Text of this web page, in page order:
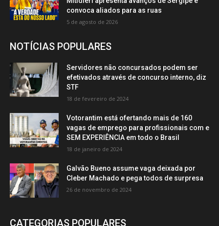
convoca aliados para as ruas
5 de agosto de 2026
NOTÍCIAS POPULARES
Servidores não concursados podem ser
efetivados através de concurso interno, diz
STF
18 de fevereiro de 2024
Votorantim está ofertando mais de 160
vagas de emprego para profissionais com e
SEM EXPERIÊNCIA em todo o Brasil
18 de janeiro de 2024
Galvão Bueno assume vaga deixada por
Cleber Machado e pega todos de surpresa
26 de novembro de 2024
CATEGORIAS POPULARES